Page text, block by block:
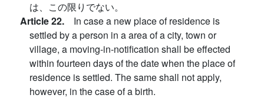
は、この限りでない。
Article 22. In case a new place of residence is
settled by a person in a area of a city, town or
village, a moving-in-notification shall be effected
within fourteen days of the date when the place of
residence is settled. The same shall not apply,
however, in the case of a birth.